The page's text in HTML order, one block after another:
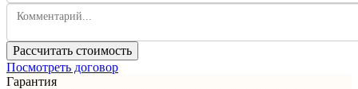
Посмотреть договор
Гарантия